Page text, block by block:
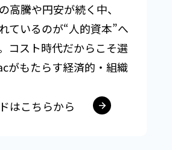
高騰や円安が続く中、
ているのが“人的資本”へ
コスト時代だからこそ選
がもたらす経済的・組織
はこちらから